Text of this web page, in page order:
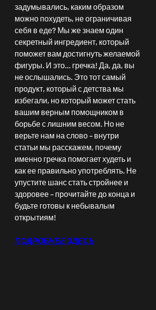
задумывались, каким образом
можно похудеть, не ограничивая
себя в еде? Мы же знаем один
секретный ингредиент, который
поможет вам достигнуть желаемой
фигуры. И это... гречка! Да, да, вы
не ослышались. Это тот самый
продукт, который с детства мы
избегали, но который может стать
вашим верным помощником в
борьбе с лишним весом. Но не
верьте нам на слово – внутри
статьи мы расскажем, почему
именно гречка помогает худеть и
как ее правильно употреблять. Не
упустите шанс стать стройнее и
здоровее – прочитайте до конца и
будьте готовы к небывалым
открытиям!
ПОДРОБНЕЕ ЗДЕСЬ